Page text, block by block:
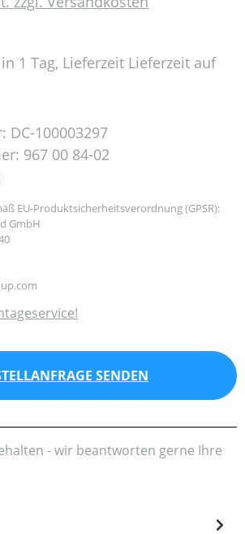
1 Tag, Lieferzeit Lieferzeit auf
DC-100003297
967 00 84-02
EU-Produktsicherheitsverordnung (GPSR):
GmbH
SENDEN
- wir beantworten gerne Ihre